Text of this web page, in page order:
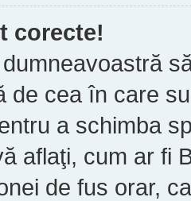
corecte!
de cea în care
a schimba
aflaţi, cum ar fi
de fus orar,